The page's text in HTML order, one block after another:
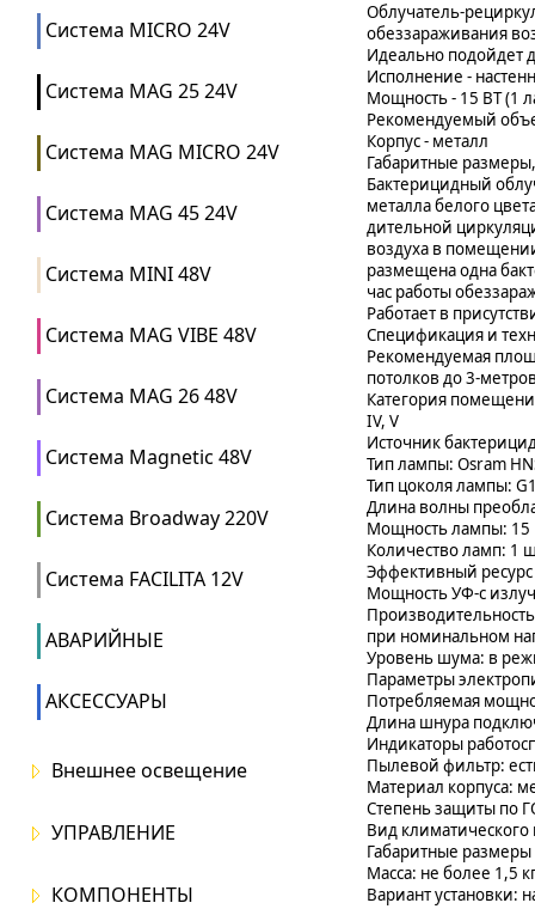
Система MICRO 24V
Система MAG 25 24V
Система MAG MICRO 24V
Система MAG 45 24V
Система MINI 48V
Система MAG VIBE 48V
Система MAG 26 48V
Система Magnetic 48V
Система Broadway 220V
Система FACILITA 12V
АВАРИЙНЫЕ
АКСЕССУАРЫ
Внешнее освещение
УПРАВЛЕНИЕ
КОМПОНЕНТЫ
Облучатель-
обеззараживания
Идеально подойдет
Исполнение -
Мощность - 15 ВТ (1
Рекомендуемый
Корпус - металл
Габаритные
Бактерицидный
металла белого
дительной
воздуха в
размещена одна
час работы
Работает в
Спецификация и
Рекомендуемая
потолков до 3-
Категория
IV, V
Источник
Тип лампы: Osram
Тип цоколя лампы:
Длина волны
Мощность лампы: 15
Количество ламп: 1
Эффективный
Мощность УФ-с
при номинальном
Уровень шума: в
Параметры
Потребляемая
Длина шнура
Индикаторы
Пылевой фильтр:
Материал корпуса:
Степень защиты по
Вид
Габаритные
Масса: не более 1,5
Вариант установки: